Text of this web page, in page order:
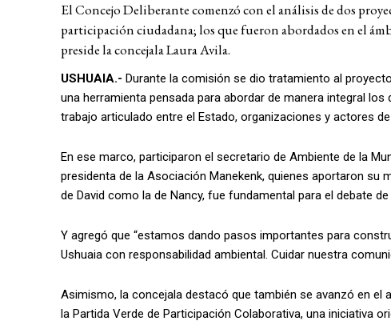
El Concejo Deliberante comenzó con el análisis de dos
participación ciudadana; los que fueron abordados en el
preside la concejala Laura Avila.
USHUAIA.- Durante la comisión se dio tratamiento al
una herramienta pensada para abordar de manera integral
trabajo articulado entre el Estado, organizaciones y actores
En ese marco, participaron el secretario de Ambiente de la
presidenta de la Asociación Manekenk, quienes aportaron su
de David como la de Nancy, fue fundamental para el debate
Y agregó que “estamos dando pasos importantes para
Ushuaia con responsabilidad ambiental. Cuidar nuestra
Asimismo, la concejala destacó que también se avanzó en el
la Partida Verde de Participación Colaborativa, una iniciativa